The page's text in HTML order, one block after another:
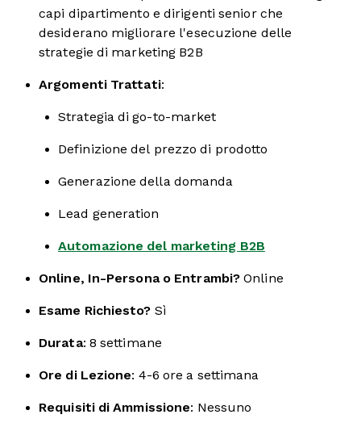
capi dipartimento e dirigenti senior che
desiderano migliorare l'esecuzione delle
strategie di marketing B2B
Argomenti Trattati:
Strategia di go-to-market
Definizione del prezzo di prodotto
Generazione della domanda
Lead generation
Automazione del marketing B2B
Online, In-Persona o Entrambi? Online
Esame Richiesto? Sì
Durata: 8 settimane
Ore di Lezione: 4-6 ore a settimana
Requisiti di Ammissione: Nessuno